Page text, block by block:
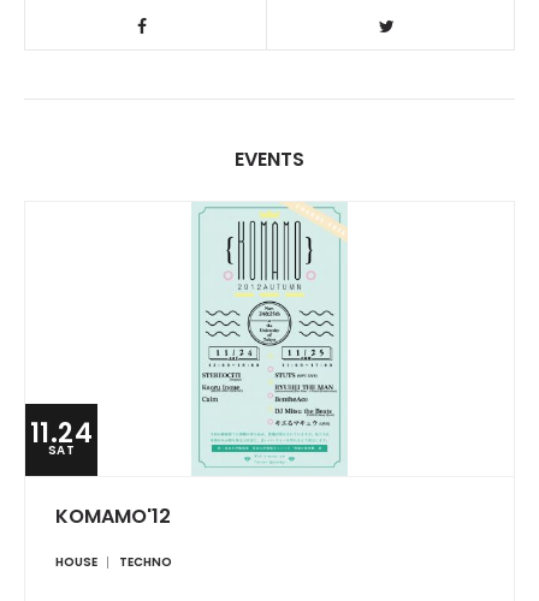
EVENTS
11.24
SAT
KOMAMO'12
HOUSE TECHNO